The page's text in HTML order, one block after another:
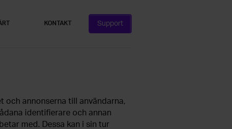
KONTAKT Support
och annonserna till användarna,
identifierare och annan
med. Dessa kan i sin tur